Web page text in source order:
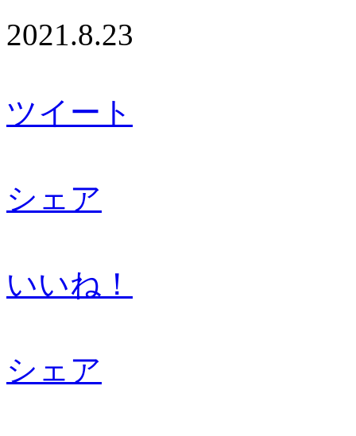
2021.8.23
ツイート
シェア
いいね！
シェア